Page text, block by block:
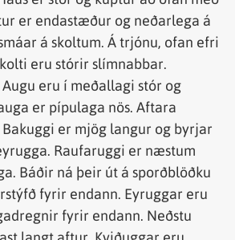
er endastæður og neðarlega á
á skoltum. Á trjónu, ofan efri
eru stórir slímnabbar.
eru í meðallagi stór og
er pípulaga nös. Aftara
er mjög langur og byrjar
Raufaruggi er næstum
Báðir ná þeir út á sporðblöðku
fyrir endann. Eyruggar eru
fyrir endann. Neðstu